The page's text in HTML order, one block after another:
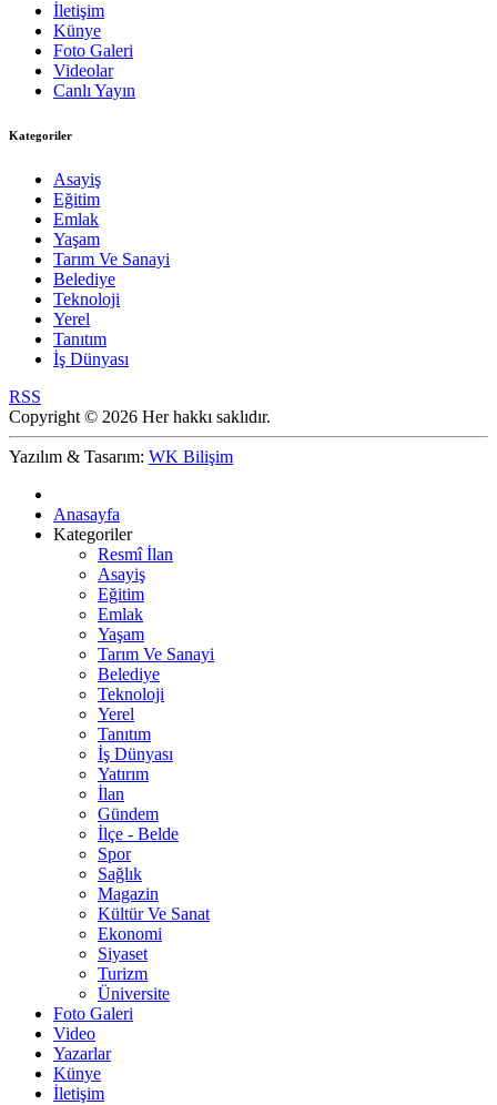
İletişim
Künye
Foto Galeri
Videolar
Canlı Yayın
Kategoriler
Asayiş
Eğitim
Emlak
Yaşam
Tarım Ve Sanayi
Belediye
Teknoloji
Yerel
Tanıtım
İş Dünyası
RSS
Copyright © 2026 Her hakkı saklıdır.
Yazılım & Tasarım: WK Bilişim
Anasayfa
Kategoriler
Resmî İlan
Asayiş
Eğitim
Emlak
Yaşam
Tarım Ve Sanayi
Belediye
Teknoloji
Yerel
Tanıtım
İş Dünyası
Yatırım
İlan
Gündem
İlçe - Belde
Spor
Sağlık
Magazin
Kültür Ve Sanat
Ekonomi
Siyaset
Turizm
Üniversite
Foto Galeri
Video
Yazarlar
Künye
İletişim